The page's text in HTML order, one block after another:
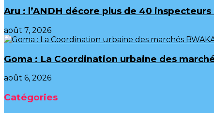
Aru : l’ANDH décore plus de 40
août 7, 2026
Goma : La Coordination urbaine des
août 6, 2026
Catégories